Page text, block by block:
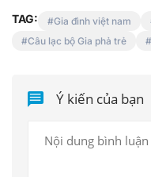
TAG: Gia đình việt nam
Câu lạc bộ Gia phả trẻ
Ý kiến của bạn